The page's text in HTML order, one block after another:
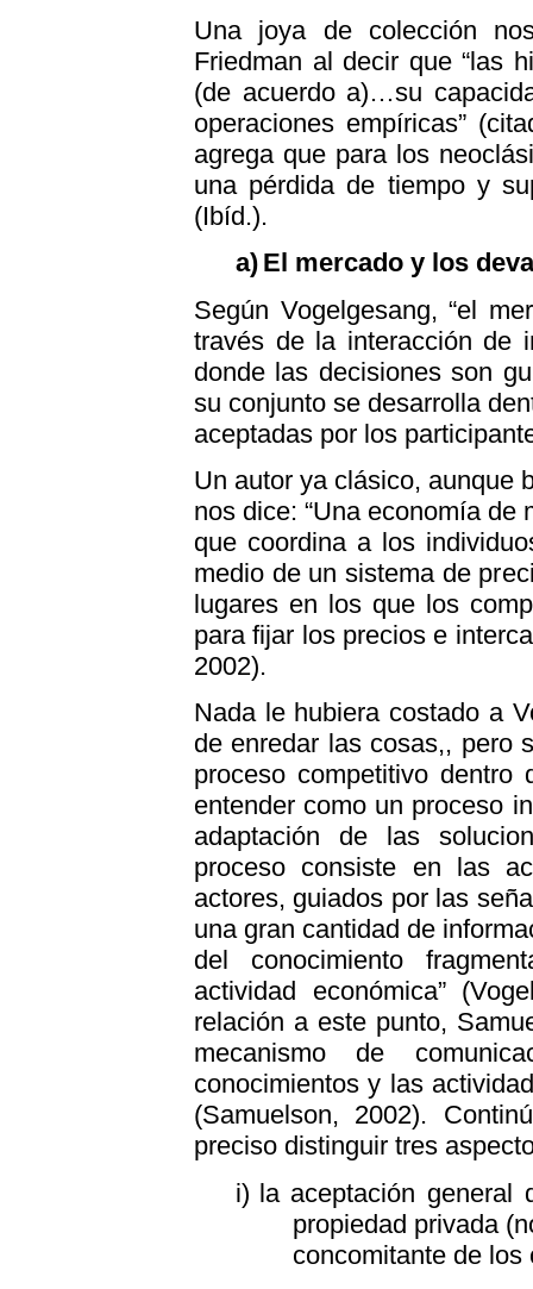
Una joya de colección
Friedman al decir que “las
(de acuerdo a)…su
operaciones empíricas”
agrega que para los
una pérdida de tiempo y
(Ibíd.).
a) El mercado y los
Según Vogelgesang, “el
través de la interacción de
donde las decisiones son
su conjunto se desarrolla
aceptadas por los
Un autor ya clásico, aunque
nos dice: “Una economía de
que coordina a los
medio de un sistema de
lugares en los que los
para fijar los precios e
2002).
Nada le hubiera costado a
de enredar las cosas,, pero
proceso competitivo
entender como un proceso
adaptación de las
proceso consiste en las
actores, guiados por las
una gran cantidad de
del conocimiento
actividad económica”
relación a este punto,
mecanismo de
conocimientos y las
(Samuelson, 2002).
preciso distinguir tres
i) la aceptación
propiedad privada
concomitante de los